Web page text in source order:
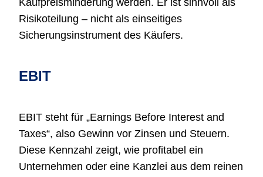
Kaufpreisminderung werden. Er ist sinnvoll als
Risikoteilung – nicht als einseitiges
Sicherungsinstrument des Käufers.
EBIT
EBIT steht für „Earnings Before Interest and
Taxes“, also Gewinn vor Zinsen und Steuern.
Diese Kennzahl zeigt, wie profitabel ein
Unternehmen oder eine Kanzlei aus dem reinen